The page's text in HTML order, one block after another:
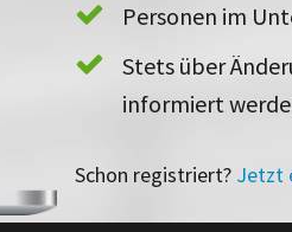
Personen im
Stets über
informiert
Schon registriert? Jetzt